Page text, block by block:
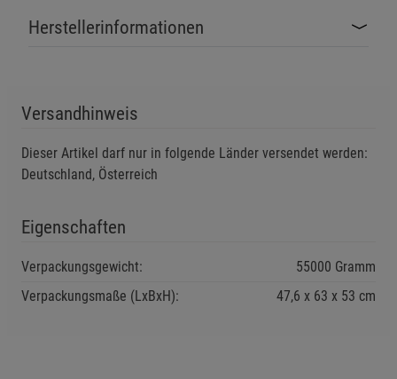
Explosionsgefahr bei unsachgemäßem Umgang
betreiben.
Stellen Sie sicher, dass das Gerät in einer gut belüfteten
Umgebung betrieben wird, um
Lesen Sie vor der Inbetriebnahme die
Bedienungsanleitung sorgfältig durch.
Herstellerinformationen
Versandhinweis
Dieser Artikel darf nur in folgende Länder versendet werden:
Deutschland, Österreich
Eigenschaften
Verpackungsgewicht:
55000 Gramm
Verpackungsmaße (LxBxH):
47,6 63 53 cm